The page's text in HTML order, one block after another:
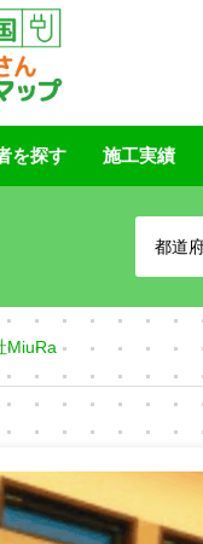
を探す 施工実績
都道
MiuRa